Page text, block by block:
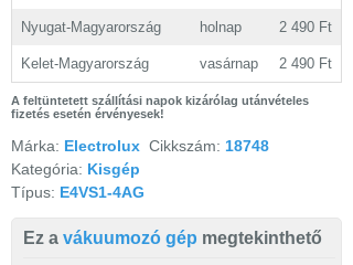
Nyugat-Magyarország holnap 2 490 Ft
Kelet-Magyarország vasárnap 2 490 Ft
A feltüntetett szállítási napok kizárólag utánvételes
fizetés esetén érvényesek!
Márka: Electrolux Cikkszám: 18748
Kategória: Kisgép
Típus: E4VS1-4AG
Ez a vákuumozó gép megtekinthető